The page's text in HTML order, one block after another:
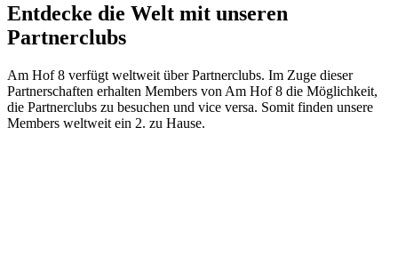
Entdecke die Welt mit unseren
Partnerclubs
Am Hof 8 verfügt weltweit über Partnerclubs. Im Zuge dieser
Partnerschaften erhalten Members von Am Hof 8 die Möglichkeit,
die Partnerclubs zu besuchen und vice versa. Somit finden unsere
Members weltweit ein 2. zu Hause.